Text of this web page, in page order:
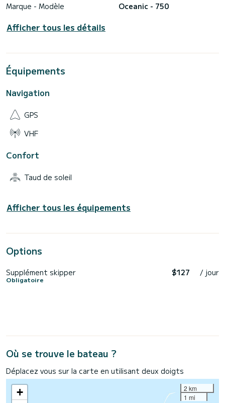
Marque - Modèle
Oceanic - 750
Afficher tous les détails
Équipements
Navigation
GPS
VHF
Confort
Taud de soleil
Afficher tous les équipements
Options
Supplément skipper
Obligatoire
$127 / jour
Où se trouve le bateau ?
Déplacez vous sur la carte en utilisant deux doigts
+
2 km
1 mi